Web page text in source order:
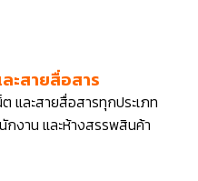
ะสายสื่อสาร
และสายสื่อสารทุกประเภท
งาน และห้างสรรพสินค้า